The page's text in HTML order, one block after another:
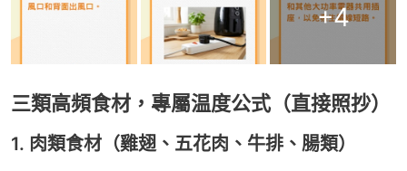
+4
三類高頻食材，專屬温度公式（直接照抄）
1. 肉類食材（雞翅、五花肉、牛排、腸類）